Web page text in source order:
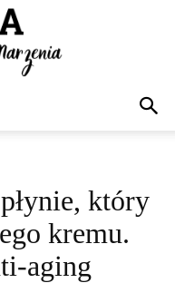
który
kremu.
aging